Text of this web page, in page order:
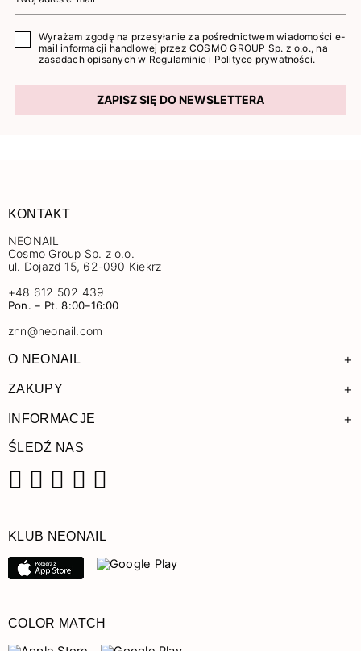
Wyrażam zgodę na przesyłanie za pośrednictwem wiadomości e-
mail informacji handlowej przez COSMO GROUP Sp. z o.o., na
zasadach opisanych w Regulaminie i Polityce prywatności.
ZAPISZ SIĘ DO NEWSLETTERA
KONTAKT
NEONAIL
Cosmo Group Sp. z o.o.
ul. Dojazd 15, 62-090 Kiekrz
+48 612 502 439
Pon. – Pt. 8:00–16:00
znn@neonail.com
O NEONAIL +
ZAKUPY +
INFORMACJE +
ŚLEDŹ NAS
KLUB NEONAIL
COLOR MATCH